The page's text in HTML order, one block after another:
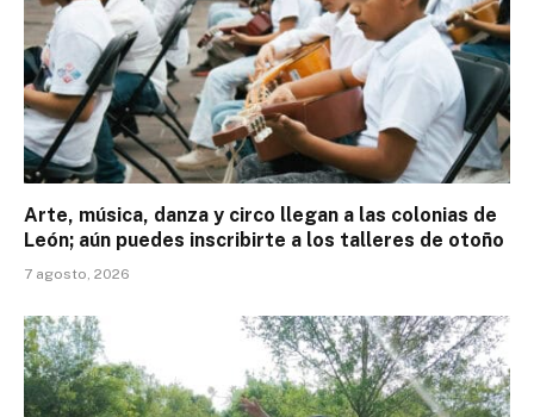
Arte, música, danza y circo llegan a las colonias de
León; aún puedes inscribirte a los talleres de otoño
7 agosto, 2026